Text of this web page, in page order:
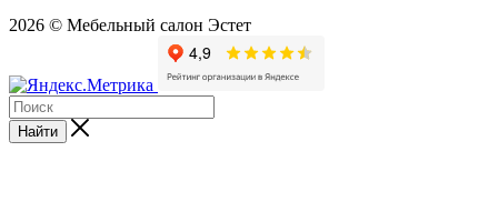
2026 © Мебельный салон Эстет
Найти